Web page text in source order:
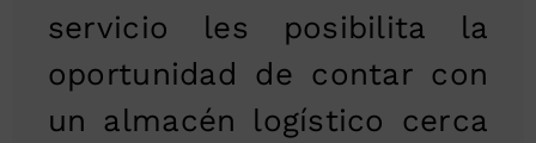
servicio les posibilita la
oportunidad de contar con
un almacén logístico cerca